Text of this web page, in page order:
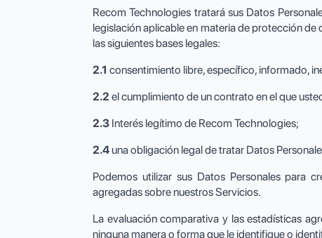
Recom Technologies tratará sus Datos
legislación aplicable en materia de protección
las siguientes bases legales:
2.1 consentimiento libre, específico, informado,
2.2 el cumplimiento de un contrato en el que
2.3 Interés legítimo de Recom Technologies;
2.4una obligación legal de tratar Datos
Podemos utilizar sus Datos Personales para
agregadas sobre nuestros Servicios.
La evaluación comparativa y las estadísticas
ninguna manera o forma que le identifique o